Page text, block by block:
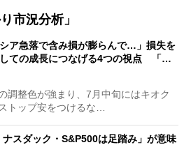
市況分析」
シア急落で含み損が膨らんで…」損失を
ての成長につなげる4つの視点 「…
調整色が強まり、7月中旬にはキオク
トップ安をつけるな…
ナスダック・S&P500は足踏み」が意味